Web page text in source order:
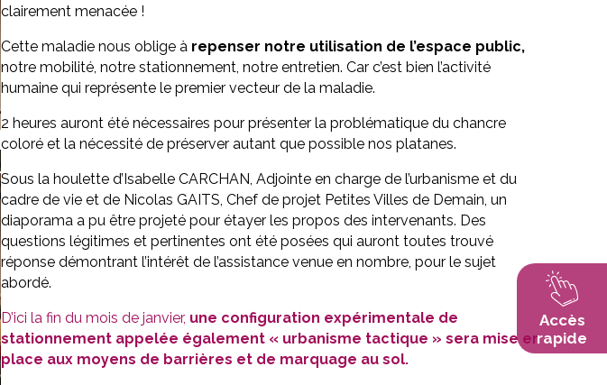
Accès
rapide
clairement menacée !
Cette maladie nous oblige à repenser notre utilisation de l’espace public,
notre mobilité, notre stationnement, notre entretien. Car c’est bien l’activité
humaine qui représente le premier vecteur de la maladie.
2 heures auront été nécessaires pour présenter la problématique du chancre
coloré et la nécessité de préserver autant que possible nos platanes.
Sous la houlette d’Isabelle CARCHAN, Adjointe en charge de l’urbanisme et du
cadre de vie et de Nicolas GAITS, Chef de projet Petites Villes de Demain, un
diaporama a pu être projeté pour étayer les propos des intervenants. Des
questions légitimes et pertinentes ont été posées qui auront toutes trouvé
réponse démontrant l’intérêt de l’assistance venue en nombre, pour le sujet
abordé.
D’ici la fin du mois de janvier, une configuration expérimentale de
stationnement appelée également « urbanisme tactique » sera mise en
place aux moyens de barrières et de marquage au sol.